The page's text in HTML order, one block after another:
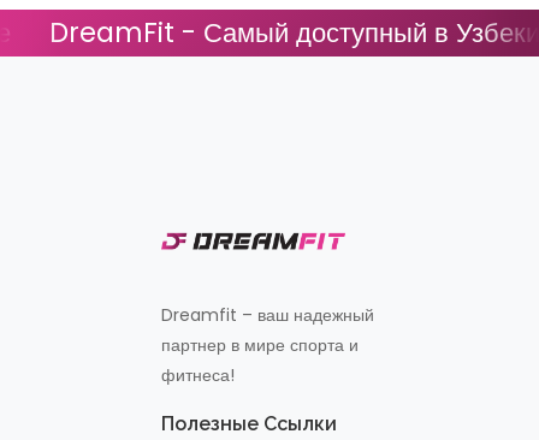
DreamFit - Самый доступный в
Dreamfit – ваш надежный
партнер в мире спорта и
фитнеса!
Полезные Ссылки